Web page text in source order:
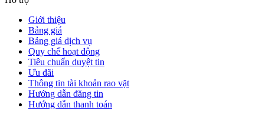
Giới thiệu
Bảng giá
Bảng giá dịch vụ
Quy chế hoạt động
Tiêu chuẩn duyệt tin
Ưu đãi
Thông tin tài khoản rao vặt
Hướng dẫn đăng tin
Hướng dẫn thanh toán